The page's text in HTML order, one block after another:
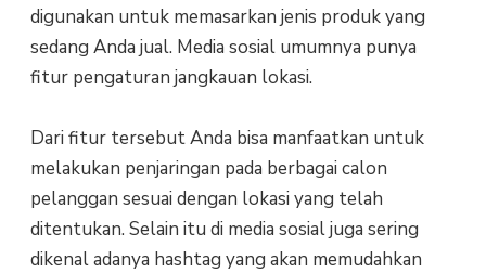
digunakan untuk memasarkan jenis produk yang
sedang Anda jual. Media sosial umumnya punya
fitur pengaturan jangkauan lokasi.
Dari fitur tersebut Anda bisa manfaatkan untuk
melakukan penjaringan pada berbagai calon
pelanggan sesuai dengan lokasi yang telah
ditentukan. Selain itu di media sosial juga sering
dikenal adanya hashtag yang akan memudahkan